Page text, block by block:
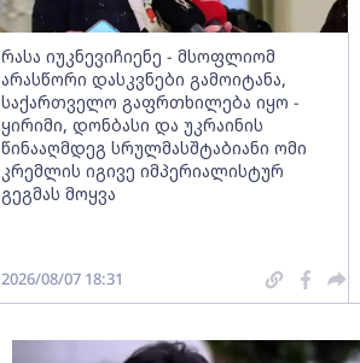
რასა იუკნევიჩიენე - მსოფლიომ
არასწორი დასკვნები გამოიტანა,
საქართველო გაფრთხილება იყო -
ყირიმი, დონბასი და უკრაინის
წინააღმდეგ სრულმასშტაბიანი ომი
კრემლის იგივე იმპერიალისტურ
გეგმას მოყვა
2026/08/07 18:31